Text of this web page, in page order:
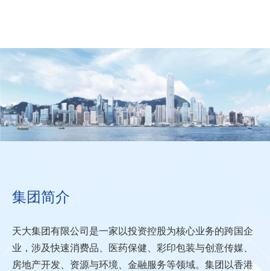
企业精神
使命
集团简介
天大集团有限公司是一家以投资控股为核心业务的跨国企
业，涉及快速消费品、医药保健、彩印包装与创意传媒、
房地产开发、资源与环境、金融服务等领域。集团以香港